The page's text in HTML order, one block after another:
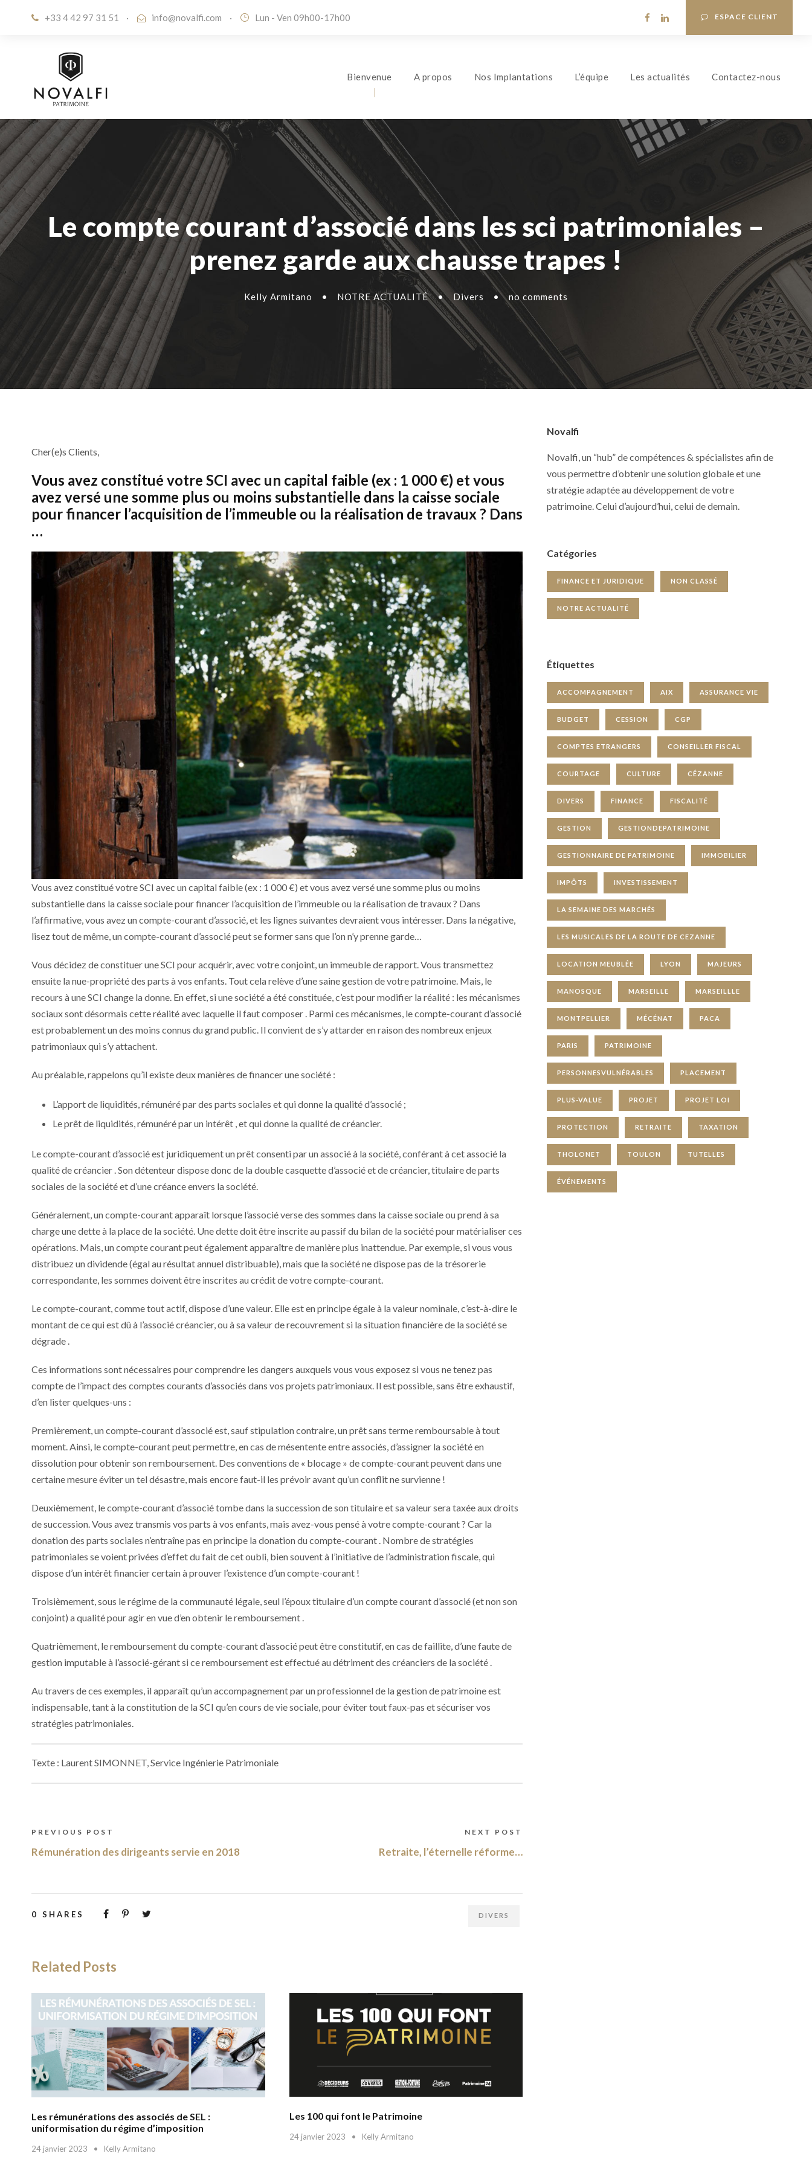
+33 4 42 97 31 51 · info@novalfi.com · Lun - Ven 09h00-17h00 ESPACE CLIENT
Bienvenue A propos Nos Implantations L’équipe Les actualités Contactez-nous
Le compte courant d’associé dans les sci patrimoniales –
prenez garde aux chausse trapes !
Kelly Armitano • NOTRE ACTUALITÉ • Divers • no comments
Cher(e)s Clients,
Vous avez constitué votre SCI avec un capital faible (ex : 1 000 €) et vous
avez versé une somme plus ou moins substantielle dans la caisse sociale
pour financer l’acquisition de l’immeuble ou la réalisation de travaux ? Dans
…
Vous avez constitué votre SCI avec un capital faible (ex : 1 000 €) et vous avez versé une somme plus ou moins
substantielle dans la caisse sociale pour financer l’acquisition de l’immeuble ou la réalisation de travaux ? Dans
l’affirmative, vous avez un compte-courant d’associé, et les lignes suivantes devraient vous intéresser. Dans la négative,
lisez tout de même, un compte-courant d’associé peut se former sans que l’on n’y prenne garde…
Vous décidez de constituer une SCI pour acquérir, avec votre conjoint, un immeuble de rapport. Vous transmettez
ensuite la nue-propriété des parts à vos enfants. Tout cela relève d’une saine gestion de votre patrimoine. Mais, le
recours à une SCI change la donne. En effet, si une société a été constituée, c’est pour modifier la réalité : les mécanismes
sociaux sont désormais cette réalité avec laquelle il faut composer . Parmi ces mécanismes, le compte-courant d’associé
est probablement un des moins connus du grand public. Il convient de s’y attarder en raison des nombreux enjeux
patrimoniaux qui s’y attachent.
Au préalable, rappelons qu’il existe deux manières de financer une société :
L’apport de liquidités, rémunéré par des parts sociales et qui donne la qualité d’associé ;
Le prêt de liquidités, rémunéré par un intérêt , et qui donne la qualité de créancier.
Le compte-courant d’associé est juridiquement un prêt consenti par un associé à la société, conférant à cet associé la
qualité de créancier . Son détenteur dispose donc de la double casquette d’associé et de créancier, titulaire de parts
sociales de la société et d’une créance envers la société.
Généralement, un compte-courant apparaît lorsque l’associé verse des sommes dans la caisse sociale ou prend à sa
charge une dette à la place de la société. Une dette doit être inscrite au passif du bilan de la société pour matérialiser ces
opérations. Mais, un compte courant peut également apparaître de manière plus inattendue. Par exemple, si vous vous
distribuez un dividende (égal au résultat annuel distribuable), mais que la société ne dispose pas de la trésorerie
correspondante, les sommes doivent être inscrites au crédit de votre compte-courant.
Le compte-courant, comme tout actif, dispose d’une valeur. Elle est en principe égale à la valeur nominale, c’est-à-dire le
montant de ce qui est dû à l’associé créancier, ou à sa valeur de recouvrement si la situation financière de la société se
dégrade .
Ces informations sont nécessaires pour comprendre les dangers auxquels vous vous exposez si vous ne tenez pas
compte de l’impact des comptes courants d’associés dans vos projets patrimoniaux. Il est possible, sans être exhaustif,
d’en lister quelques-uns :
Premièrement, un compte-courant d’associé est, sauf stipulation contraire, un prêt sans terme remboursable à tout
moment. Ainsi, le compte-courant peut permettre, en cas de mésentente entre associés, d’assigner la société en
dissolution pour obtenir son remboursement. Des conventions de « blocage » de compte-courant peuvent dans une
certaine mesure éviter un tel désastre, mais encore faut-il les prévoir avant qu’un conflit ne survienne !
Deuxièmement, le compte-courant d’associé tombe dans la succession de son titulaire et sa valeur sera taxée aux droits
de succession. Vous avez transmis vos parts à vos enfants, mais avez-vous pensé à votre compte-courant ? Car la
donation des parts sociales n’entraîne pas en principe la donation du compte-courant . Nombre de stratégies
patrimoniales se voient privées d’effet du fait de cet oubli, bien souvent à l’initiative de l’administration fiscale, qui
dispose d’un intérêt financier certain à prouver l’existence d’un compte-courant !
Troisièmement, sous le régime de la communauté légale, seul l’époux titulaire d’un compte courant d’associé (et non son
conjoint) a qualité pour agir en vue d’en obtenir le remboursement .
Quatrièmement, le remboursement du compte-courant d’associé peut être constitutif, en cas de faillite, d’une faute de
gestion imputable à l’associé-gérant si ce remboursement est effectué au détriment des créanciers de la société .
Au travers de ces exemples, il apparaît qu’un accompagnement par un professionnel de la gestion de patrimoine est
indispensable, tant à la constitution de la SCI qu’en cours de vie sociale, pour éviter tout faux-pas et sécuriser vos
stratégies patrimoniales.
Texte : Laurent SIMONNET, Service Ingénierie Patrimoniale
PREVIOUS POST
Rémunération des dirigeants servie en 2018
NEXT POST
Retraite, l’éternelle réforme…
0 SHARES DIVERS
Related Posts
Les rémunérations des associés de SEL :
uniformisation du régime d’imposition
24 janvier 2023 • Kelly Armitano
Les 100 qui font le Patrimoine
24 janvier 2023 • Kelly Armitano
Novalfi
Novalfi, un “hub” de compétences & spécialistes afin de
vous permettre d’obtenir une solution globale et une
stratégie adaptée au développement de votre
patrimoine. Celui d’aujourd’hui, celui de demain.
Catégories
FINANCE ET JURIDIQUE NON CLASSÉ
NOTRE ACTUALITÉ
Étiquettes
ACCOMPAGNEMENT AIX ASSURANCE VIE
BUDGET CESSION CGP
COMPTES ETRANGERS CONSEILLER FISCAL
COURTAGE CULTURE CÉZANNE
DIVERS FINANCE FISCALITÉ
GESTION GESTIONDEPATRIMOINE
GESTIONNAIRE DE PATRIMOINE IMMOBILIER
IMPÔTS INVESTISSEMENT
LA SEMAINE DES MARCHÉS
LES MUSICALES DE LA ROUTE DE CEZANNE
LOCATION MEUBLÉE LYON MAJEURS
MANOSQUE MARSEILLE MARSEILLLE
MONTPELLIER MÉCÉNAT PACA
PARIS PATRIMOINE
PERSONNESVULNÉRABLES PLACEMENT
PLUS-VALUE PROJET PROJET LOI
PROTECTION RETRAITE TAXATION
THOLONET TOULON TUTELLES
ÉVÉNEMENTS